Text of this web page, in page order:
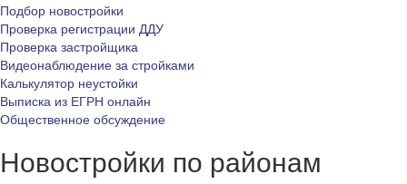
Подбор новостройки
Проверка регистрации ДДУ
Проверка застройщика
Видеонаблюдение за стройками
Калькулятор неустойки
Выписка из ЕГРН онлайн
Общественное обсуждение
Новостройки по районам